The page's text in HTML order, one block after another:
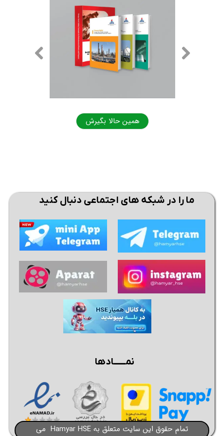
همین حالا بگیرش
تمام حقوق این سایت متعلق به Hamyar HSE می
ما را در شبکه های اجتماعی دنبال کنید
نمــــــادها